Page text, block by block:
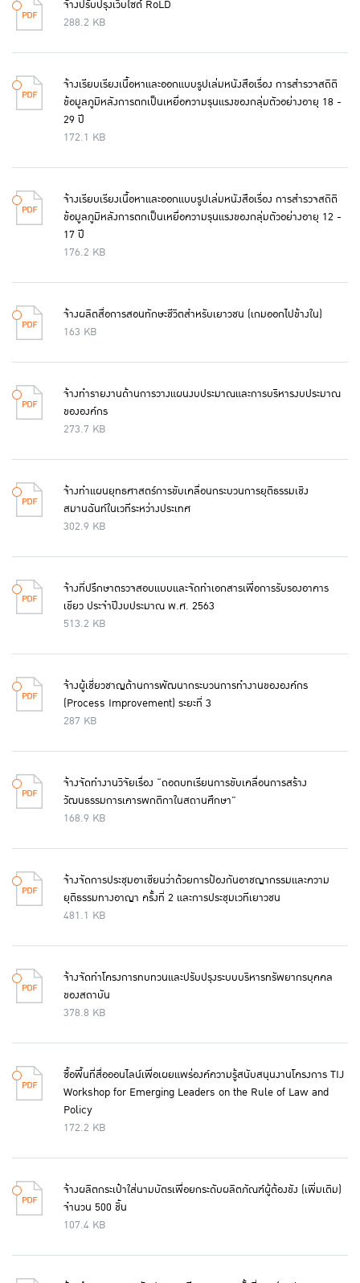
จ้างปรับปรุงเว็บไซต์ RoLD
288.2 KB
จ้างเรียบเรียงเนื้อหาและออกแบบรูปเล่มหนังสือเรื่อง การสำรวจสถิติ
ข้อมูลภูมิหลังการตกเป็นเหยื่อความรุนแรงของกลุ่มตัวอย่างอายุ 18 -
29 ปี
172.1 KB
จ้างเรียบเรียงเนื้อหาและออกแบบรูปเล่มหนังสือเรื่อง การสำรวจสถิติ
ข้อมูลภูมิหลังการตกเป็นเหยื่อความรุนแรงของกลุ่มตัวอย่างอายุ 12 -
17 ปี
176.2 KB
จ้างผลิตสื่อการสอนทักษะชีวิตสำหรับเยาวชน (เกมออกไปข้างใน)
163 KB
จ้างทำรายงานด้านการวางแผนงบประมาณและการบริหารงบประมาณ
ขององค์กร
273.7 KB
จ้างทำแผนยุทธศาสตร์การขับเคลื่อนกระบวนการยุติธรรมเชิง
สมานฉันท์ในเวทีระหว่างประเทศ
302.9 KB
จ้างที่ปรึกษาตรวจสอบแบบและจัดทำเอกสารเพื่อการรับรองอาคาร
เขียว ประจำปีงบประมาณ พ.ศ. 2563
513.2 KB
จ้างผู้เชี่ยวชาญด้านการพัฒนากระบวนการทำงานขององค์กร
(Process Improvement) ระยะที่ 3
287 KB
จ้างจัดทำงานวิจัยเรื่อง “ถอดบทเรียนการขับเคลื่อนการสร้าง
วัฒนธรรมการเคารพกติกาในสถานศึกษา”
168.9 KB
จ้างจัดการประชุมอาเซียนว่าด้วยการป้องกันอาชญากรรมและความ
ยุติธรรมทางอาญา ครั้งที่ 2 และการประชุมเวทีเยาวชน
481.1 KB
จ้างจัดทำโครงการทบทวนและปรับปรุงระบบบริหารทรัพยากรบุคคล
ของสถาบัน
378.8 KB
ซื้อพื้นที่สื่อออนไลน์เพื่อเผยแพร่องค์ความรู้สนับสนุนงานโครงการ TIJ
Workshop for Emerging Leaders on the Rule of Law and
Policy
172.2 KB
จ้างผลิตกระเป๋าใส่นามบัตรเพื่อยกระดับผลิตภัณฑ์ผู้ต้องขัง (เพิ่มเติม)
จำนวน 500 ชิ้น
107.4 KB